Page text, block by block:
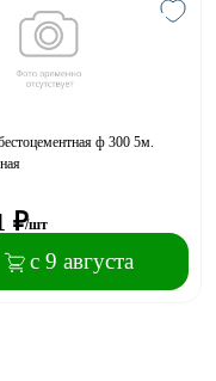
ф 300 5м.
₽/шт
с 9 августа